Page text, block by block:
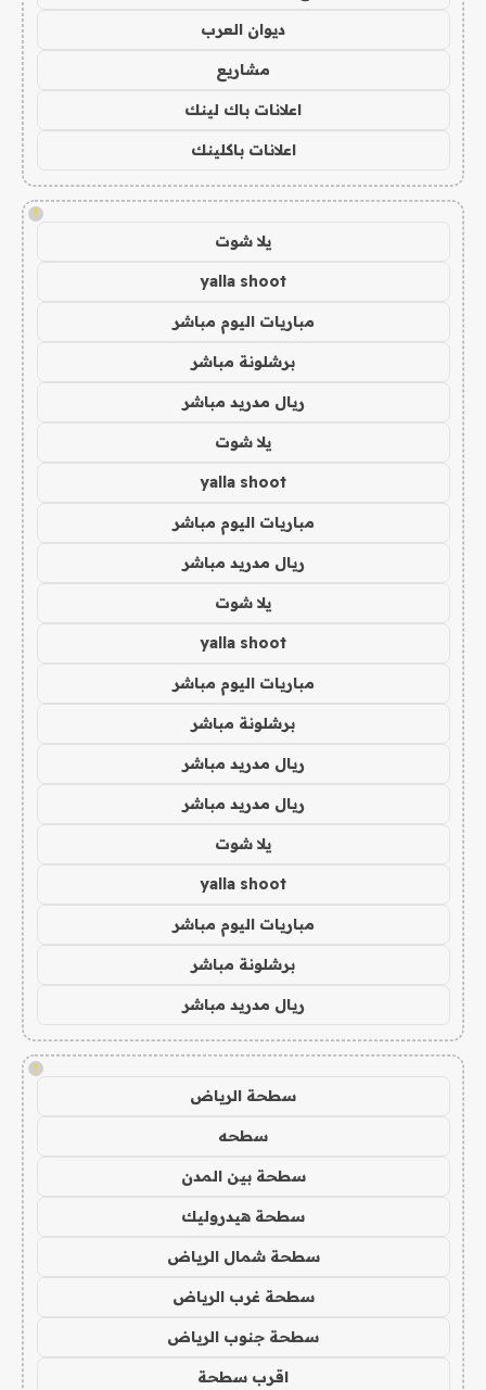
ديوان العرب
مشاريع
اعلانات باك لينك
اعلانات باكلينك
!
يلا شوت
yalla shoot
مباريات اليوم مباشر
برشلونة مباشر
ريال مدريد مباشر
يلا شوت
yalla shoot
مباريات اليوم مباشر
ريال مدريد مباشر
يلا شوت
yalla shoot
مباريات اليوم مباشر
برشلونة مباشر
ريال مدريد مباشر
ريال مدريد مباشر
يلا شوت
yalla shoot
مباريات اليوم مباشر
برشلونة مباشر
ريال مدريد مباشر
!
سطحة الرياض
سطحه
سطحة بين المدن
سطحة هيدروليك
سطحة شمال الرياض
سطحة غرب الرياض
سطحة جنوب الرياض
اقرب سطحة